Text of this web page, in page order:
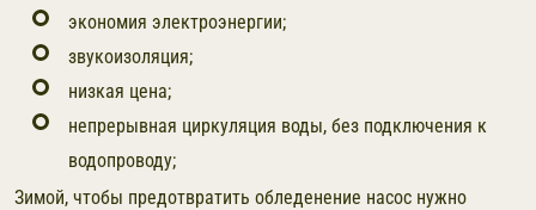
экономия электроэнергии;
звукоизоляция;
низкая цена;
непрерывная циркуляция воды, без подключения к
водопроводу;
Зимой, чтобы предотвратить обледенение насос нужно